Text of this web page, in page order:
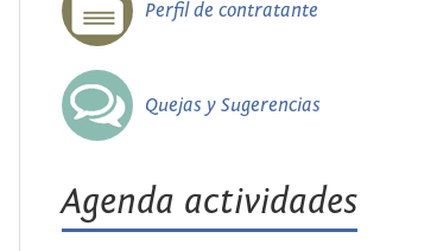
Perfil de contratante
Quejas y Sugerencias
Agenda actividades